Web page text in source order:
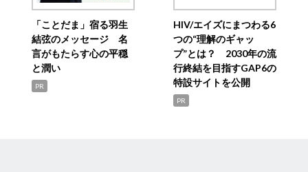
「ことだま」宿る羽生
結弦のメッセージ 名
言がもたらす心の平穏
と潤い
PR
HIV/エイズにまつわる6
つの“理解のギャッ
プ”とは？ 2030年の流
行終結を目指すGAP6の
特設サイトを公開
PR